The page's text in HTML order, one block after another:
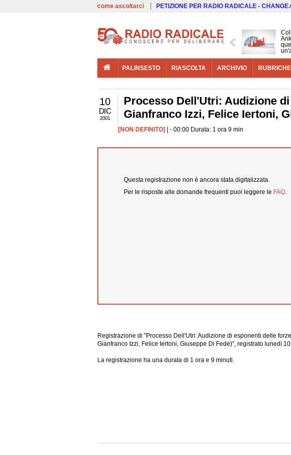
come ascoltarci PETIZIONE PER RADIO RADICALE -
PALINSESTO RIASCOLTA ARCHIVIO RUBRICHE
10
DIC
2001
Processo Dell'Utri: Audizione
Gianfranco Izzi, Felice Iertoni,
[NON DEFINITO] | - 00:00 Durata: 1 ora 9 min
Questa registrazione non è ancora stata digitalizzata.
Per le risposte alle domande frequenti puoi leggere le FAQ.
Registrazione di "Processo Dell'Utri: Audizione di esponenti delle
Gianfranco Izzi, Felice Iertoni, Giuseppe Di Fede)", registrato lunedì
La registrazione ha una durata di 1 ora e 9 minuti.